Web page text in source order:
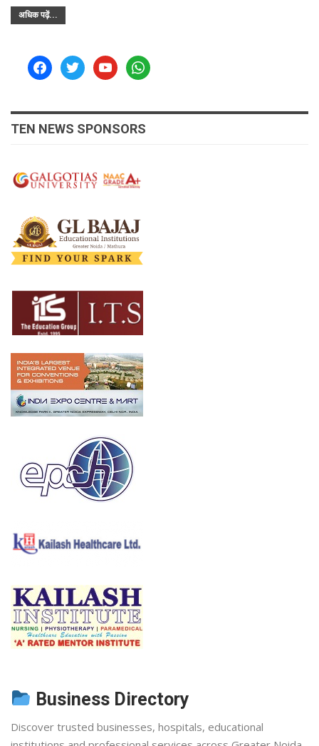
अधिक पढ़ें...
facebooktwitteryoutubewhatsapp
TEN NEWS SPONSORS
Business Directory
Discover trusted businesses, hospitals, educational